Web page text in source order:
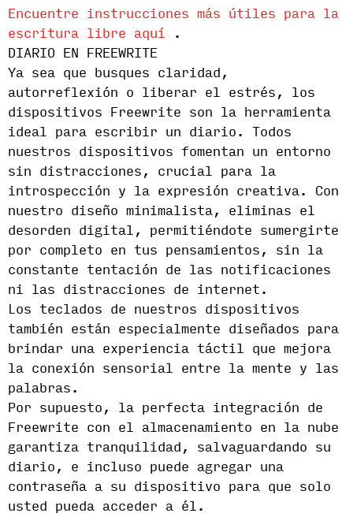
Encuentre instrucciones más útiles para la
escritura libre aquí .
DIARIO EN FREEWRITE
Ya sea que busques claridad,
autorreflexión o liberar el estrés, los
dispositivos Freewrite son la herramienta
ideal para escribir un diario. Todos
nuestros dispositivos fomentan un entorno
sin distracciones, crucial para la
introspección y la expresión creativa. Con
nuestro diseño minimalista, eliminas el
desorden digital, permitiéndote sumergirte
por completo en tus pensamientos, sin la
constante tentación de las notificaciones
ni las distracciones de internet.
Los teclados de nuestros dispositivos
también están especialmente diseñados para
brindar una experiencia táctil que mejora
la conexión sensorial entre la mente y las
palabras.
Por supuesto, la perfecta integración de
Freewrite con el almacenamiento en la nube
garantiza tranquilidad, salvaguardando su
diario, e incluso puede agregar una
contraseña a su dispositivo para que solo
usted pueda acceder a él.